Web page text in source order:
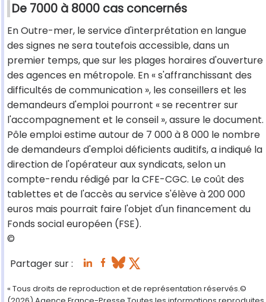
De 7000 à 8000 cas concernés
En Outre-mer, le service d'interprétation en langue
des signes ne sera toutefois accessible, dans un
premier temps, que sur les plages horaires d'ouverture
des agences en métropole. En « s'affranchissant des
difficultés de communication », les conseillers et les
demandeurs d'emploi pourront « se recentrer sur
l'accompagnement et le conseil », assure le document.
Pôle emploi estime autour de 7 000 à 8 000 le nombre
de demandeurs d'emploi déficients auditifs, a indiqué la
direction de l'opérateur aux syndicats, selon un
compte-rendu rédigé par la CFE-CGC. Le coût des
tablettes et de l'accès au service s'élève à 200 000
euros mais pourrait faire l'objet d'un financement du
Fonds social européen (FSE).
©
Partager sur :
« Tous droits de reproduction et de représentation réservés.©